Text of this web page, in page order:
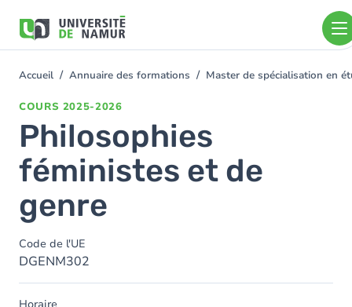
contenu
You
Accueil Annuaire des formations Master de spécialisation en
COURS 2025-2026
Philosophies
féministes et de
genre
Code de l'UE
DGENM302